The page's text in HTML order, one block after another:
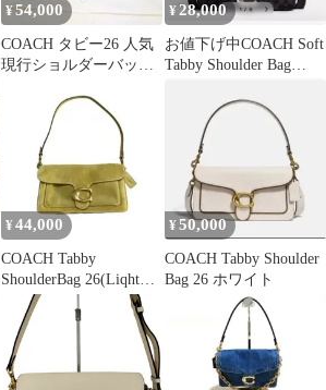
¥54,000
COACH タビー26 人気
現行ショルダーバッグ
¥28,000
お値下げ中COACH Soft
Tabby Shoulder Bag
¥ 44,000
COACH Tabby
ShoulderBag 26(Liqht
Citorn)
¥50,000
COACH Tabby Shoulder
Bag 26 ホワイト